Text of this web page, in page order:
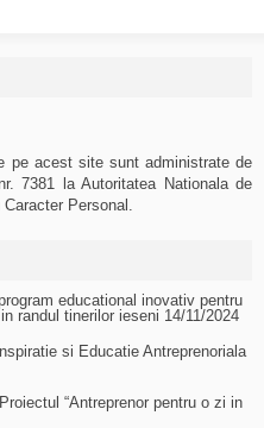
pe acest site sunt administrate de
7381 la Autoritatea Nationala de
Personal.
educational inovativ pentru
randul tinerilor ieseni 14/11/2024
si Educatie Antreprenoriala
“Antreprenor pentru o zi in